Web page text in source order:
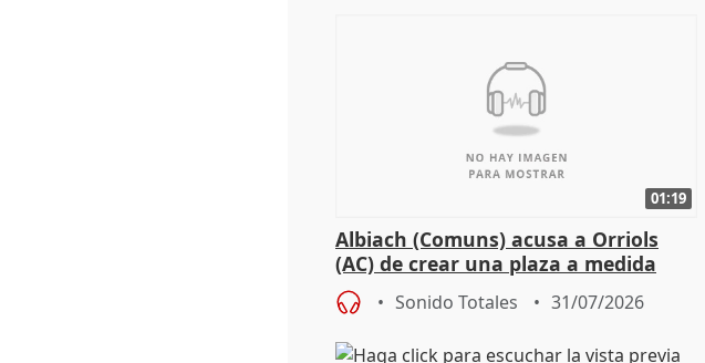
01:19
Albiach (Comuns) acusa a Orriols
(AC) de crear una plaza a medida
para su hija en Ripoll (Girona)
Sonido Totales 31/07/2026